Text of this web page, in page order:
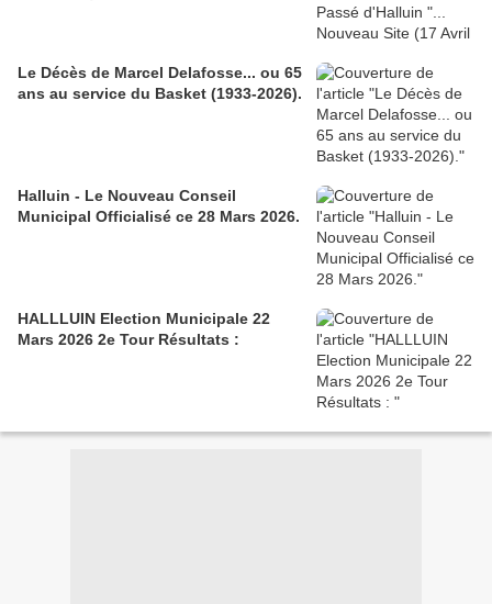
Le Décès de Marcel Delafosse... ou 65
ans au service du Basket (1933-2026).
Halluin - Le Nouveau Conseil
Municipal Officialisé ce 28 Mars 2026.
HALLLUIN Election Municipale 22
Mars 2026 2e Tour Résultats :